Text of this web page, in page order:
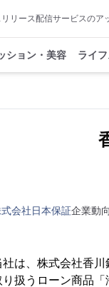
リース配信サービスのア
ション・美容 ライ
会社日本保証企業動向
社は、株式会社香
り扱うローン商品